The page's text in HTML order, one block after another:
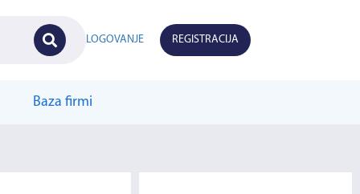
LOGOVANJE REGISTRACIJA
Baza firmi